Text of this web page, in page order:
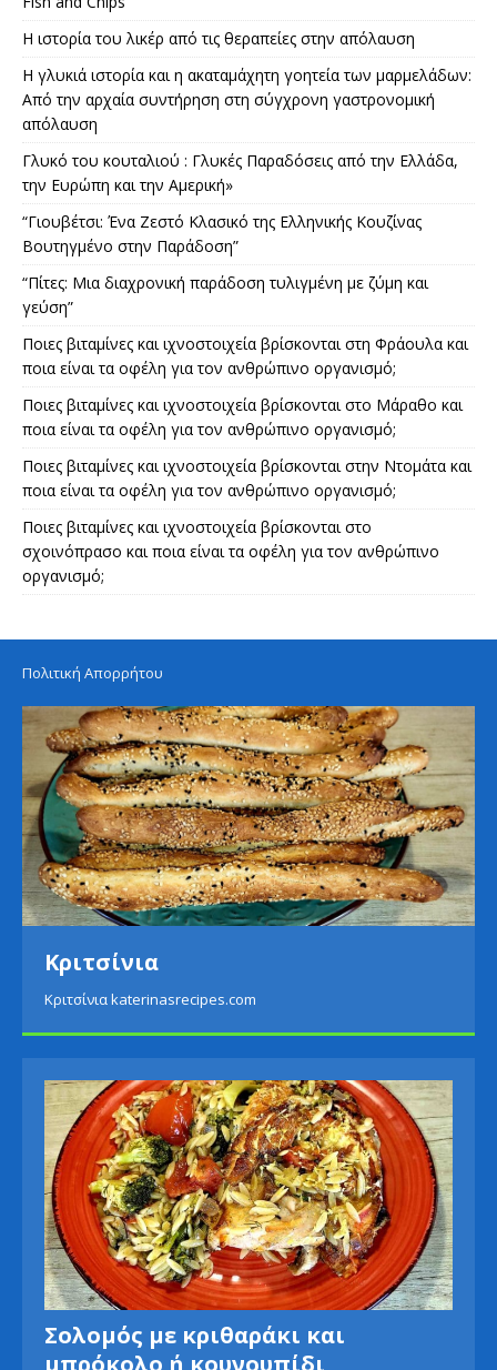
Η ιστορία του λικέρ από τις θεραπείες στην απόλαυση
Η γλυκιά ιστορία και η ακαταμάχητη γοητεία των μαρμελάδων:
Από την αρχαία συντήρηση στη σύγχρονη γαστρονομική
απόλαυση
Γλυκό του κουταλιού : Γλυκές Παραδόσεις από την Ελλάδα,
την Ευρώπη και την Αμερική»
“Γιουβέτσι: Ένα Ζεστό Κλασικό της Ελληνικής Κουζίνας
Βουτηγμένο στην Παράδοση”
“Πίτες: Μια διαχρονική παράδοση τυλιγμένη με ζύμη και
γεύση”
Ποιες βιταμίνες και ιχνοστοιχεία βρίσκονται στη Φράουλα και
ποια είναι τα οφέλη για τον ανθρώπινο οργανισμό;
Ποιες βιταμίνες και ιχνοστοιχεία βρίσκονται στο Μάραθο και
ποια είναι τα οφέλη για τον ανθρώπινο οργανισμό;
Ποιες βιταμίνες και ιχνοστοιχεία βρίσκονται στην Ντομάτα και
ποια είναι τα οφέλη για τον ανθρώπινο οργανισμό;
Ποιες βιταμίνες και ιχνοστοιχεία βρίσκονται στο
σχοινόπρασο και ποια είναι τα οφέλη για τον ανθρώπινο
οργανισμό;
Πολιτική Απορρήτου
Κριτσίνια
Κριτσίνια katerinasrecipes.com
Σολομός με κριθαράκι και
μπρόκολο ή κουνουπίδι